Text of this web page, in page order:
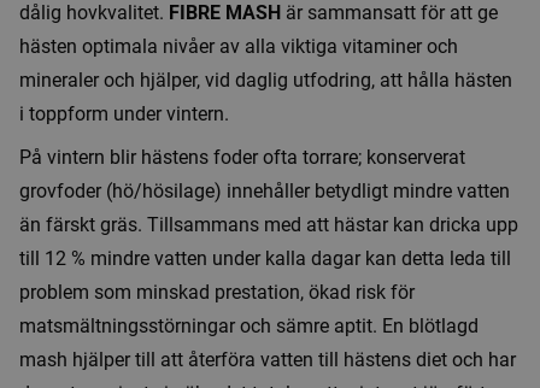
dålig hovkvalitet. FIBRE MASH är sammansatt för att ge
hästen optimala nivåer av alla viktiga vitaminer och
mineraler och hjälper, vid daglig utfodring, att hålla hästen
i toppform under vintern.
På vintern blir hästens foder ofta torrare; konserverat
grovfoder (hö/hösilage) innehåller betydligt mindre vatten
än färskt gräs. Tillsammans med att hästar kan dricka upp
till 12 % mindre vatten under kalla dagar kan detta leda till
problem som minskad prestation, ökad risk för
matsmältningsstörningar och sämre aptit. En blötlagd
mash hjälper till att återföra vatten till hästens diet och har